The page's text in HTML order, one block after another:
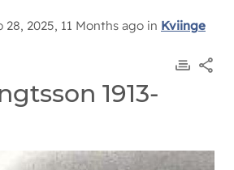
28, 2025, 11 Months ago in Kviinge
1913-